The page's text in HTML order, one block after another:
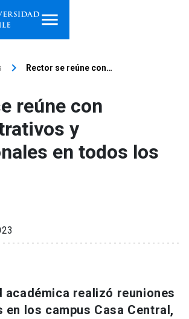
e
keyboard_arrow_down
keyboard_arrow_right Rector se reúne con…
reúne con
y
en todos los
académica realizó reuniones
en los campus Casa Central,